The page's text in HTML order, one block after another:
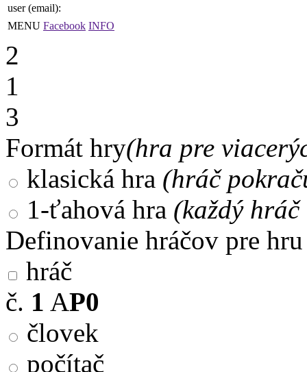
user (email):
MENU Facebook INFO
2
1
3
Formát hry(hra pre
klasická hra (hráč
1-ťahová hra (každý
Definovanie hráčov pre hru
hráč
č. 1 AP0
človek
počítač